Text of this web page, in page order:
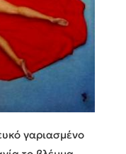
γαριασμένο